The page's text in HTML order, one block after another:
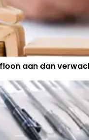
aan dan